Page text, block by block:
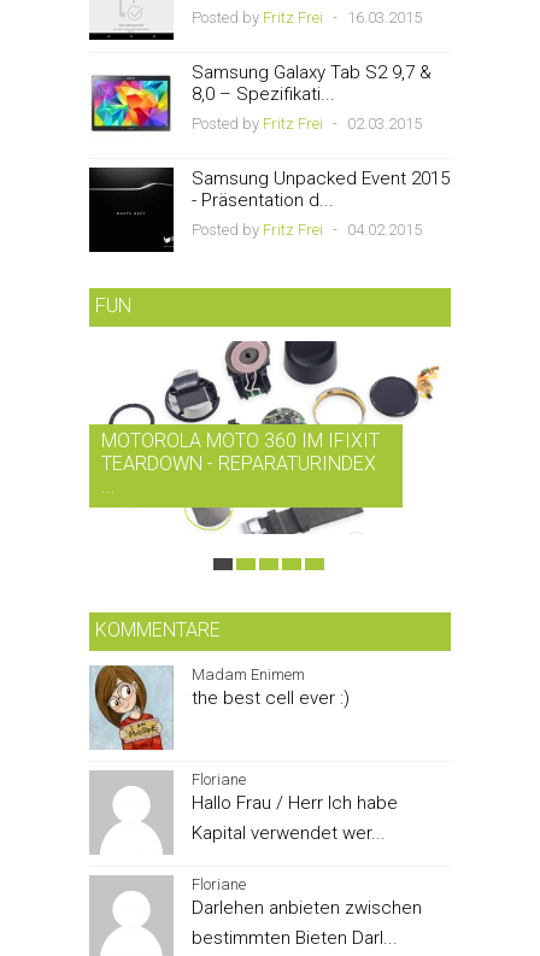
Posted by Fritz Frei - 16.03.2015
Samsung Galaxy Tab S2 9,7 &
8,0 – Spezifikati...
Posted by Fritz Frei - 02.03.2015
Samsung Unpacked Event 2015
- Präsentation d...
Posted by Fritz Frei - 04.02.2015
FUN
MOTOROLA MOTO 360 IM IFIXIT
TEARDOWN - REPARATURINDEX
KOMMENTARE
Madam Enimem
the best cell ever :)
Floriane
Hallo Frau / Herr Ich habe
Kapital verwendet wer...
Floriane
Darlehen anbieten zwischen
bestimmten Bieten Darl...